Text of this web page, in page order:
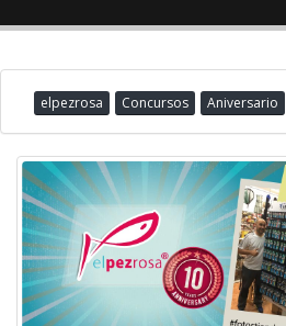
elpezrosa Concursos Aniversario